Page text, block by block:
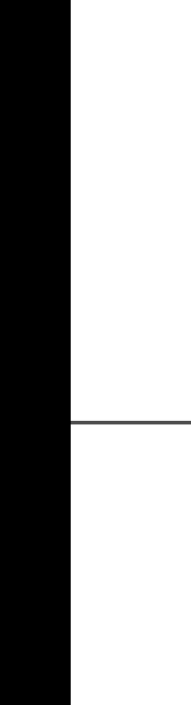
Универсальная